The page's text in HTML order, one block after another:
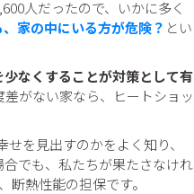
人だったので、いかに多く
家の中にいる方が危険？ とい
なくすることが対策として有
がない家なら、ヒートショッ
を見出すのかをよく知り、
でも、私たちが果たさなけれ
熱性能の担保です。